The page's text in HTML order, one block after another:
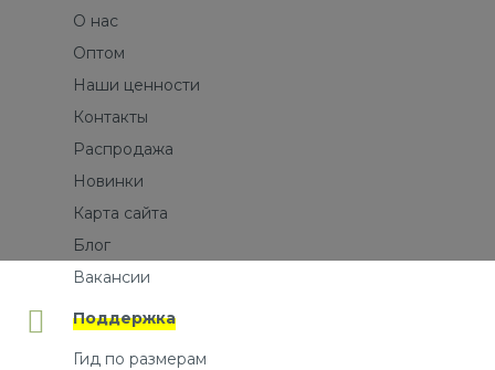
О нас
Оптом
Наши ценности
Контакты
Распродажа
Новинки
Карта сайта
Блог
Вакансии
Поддержка
Гид по размерам